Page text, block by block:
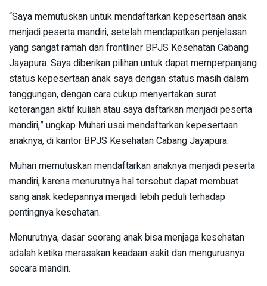
“Saya memutuskan untuk mendaftarkan kepesertaan anak
menjadi peserta mandiri, setelah mendapatkan penjelasan
yang sangat ramah dari frontliner BPJS Kesehatan Cabang
Jayapura. Saya diberikan pilihan untuk dapat memperpanjang
status kepesertaan anak saya dengan status masih dalam
tanggungan, dengan cara cukup menyertakan surat
keterangan aktif kuliah atau saya daftarkan menjadi peserta
mandiri,” ungkap Muhari usai mendaftarkan kepesertaan
anaknya, di kantor BPJS Kesehatan Cabang Jayapura.
Muhari memutuskan mendaftarkan anaknya menjadi peserta
mandiri, karena menurutnya hal tersebut dapat membuat
sang anak kedepannya menjadi lebih peduli terhadap
pentingnya kesehatan.
Menurutnya, dasar seorang anak bisa menjaga kesehatan
adalah ketika merasakan keadaan sakit dan mengurusnya
secara mandiri.